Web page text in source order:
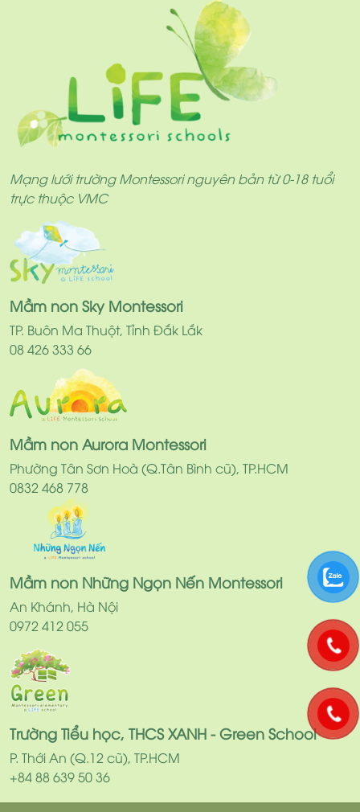
Mạng lưới trường Montessori nguyên bản từ 0-18 tuổi
trực thuộc VMC
Mầm non Sky Montessori
TP. Buôn Ma Thuột, Tỉnh Đắk Lắk
08 426 333 66
Mầm non Aurora Montessori
Phường Tân Sơn Hoà (Q.Tân Bình cũ), TP.HCM
0832 468 778
Mầm non Những Ngọn Nến Montessori
An Khánh, Hà Nội
0972 412 055
Trường Tiểu học, THCS XANH - Green School
P. Thới An (Q.12 cũ), TP.HCM
+84 88 639 50 36